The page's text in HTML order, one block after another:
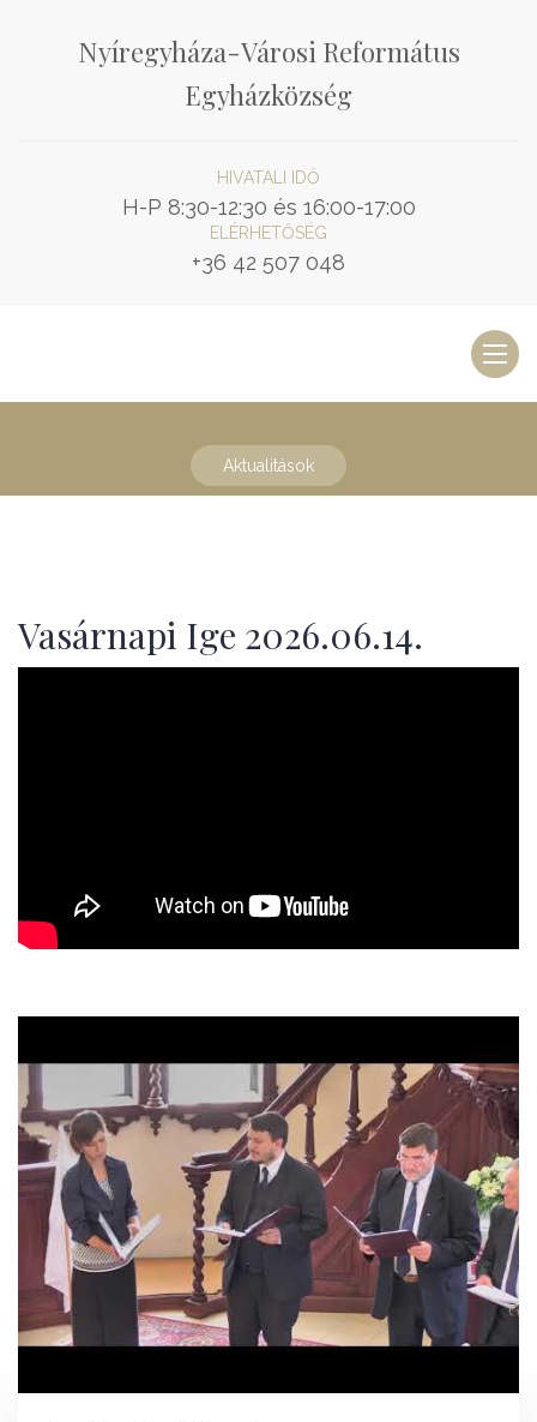
Nyíregyháza-Városi Református
Egyházközség
HIVATALI IDŐ
H-P 8:30-12:30 és 16:00-17:00
ELÉRHETŐSÉG
+36 42 507 048
Aktualitások
Vasárnapi Ige 2026.06.14.